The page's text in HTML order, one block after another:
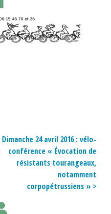
Dimanche 24 avril 2016 : vélo-
conférence « Évocation de
résistants tourangeaux,
notamment
corpopétrussiens » >